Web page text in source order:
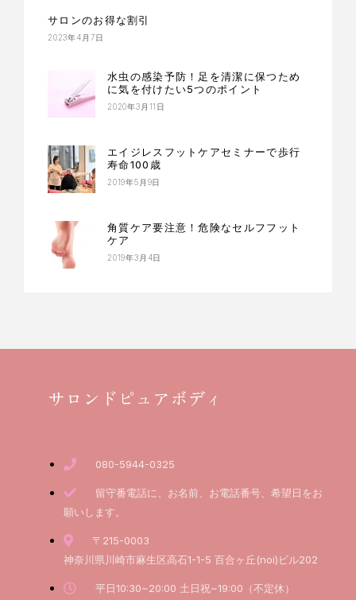
サロンのお得な割引
2023年4月7日
水虫の感染予防！足を清潔に保つため
に気を付けたい5つのポイント
2020年3月11日
エイジレスフットケアセミナーで歩行
寿命100歳
2019年5月9日
角質ケア要注意！危険なセルフフット
ケア
2019年3月4日
サロンドピュアボディ
080-5944-0325
留守番電話に、お名前、お電話番号、希望日をお
願いします。
〒215-0003
神奈川県川崎市麻生区高石1-1-5 百合ヶ丘(noi)ビル202
平日10:30~20:00 土日祝~19:00（不定休）